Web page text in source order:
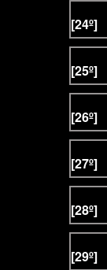
[24º]
[25º]
[26º]
[27º]
[28º]
[29º]